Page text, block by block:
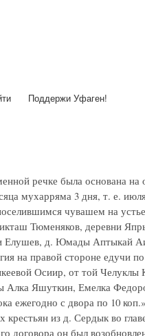
Поддержи Уфаген!
речке была основана
мухарряма 3 дня, т. е.
чувашем на
Тюменяков, деревни
Елушев, д. Юмады Аптыкай
на правой стороне едучи
Осиир, от той Челуклы
Алка Яшуткин, Емелка
ежегодно с двора по 10
крестьян из д. Сердык во
договора он был